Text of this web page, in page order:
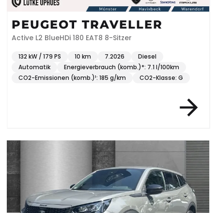
PEUGEOT TRAVELLER
Active L2 BlueHDi 180 EAT8 8-Sitzer
132 kW / 179 PS 10 km 7.2026
Diesel
Automatik
Energieverbrauch (komb.)*: 7.1 l/100km
CO2-Emissionen (komb.)¹: 185 g/km
CO2-Klasse: G